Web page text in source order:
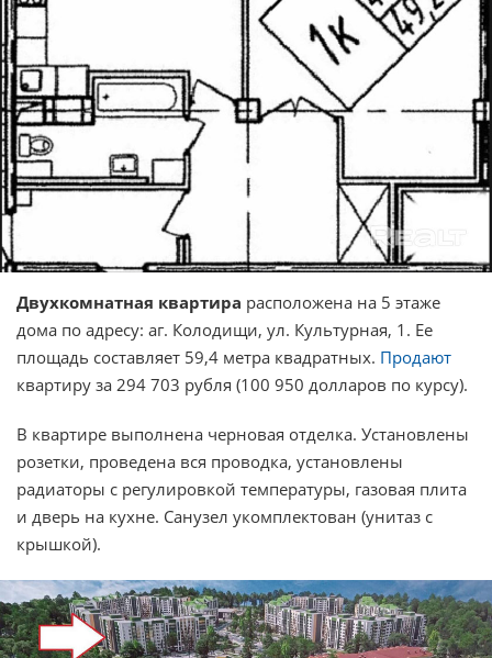
Двухкомнатная квартира расположена на 5 этаже
дома по адресу: аг. Колодищи, ул. Культурная, 1. Ее
площадь составляет 59,4 метра квадратных. Продают
квартиру за 294 703 рубля (100 950 долларов по курсу).
В квартире выполнена черновая отделка. Установлены
розетки, проведена вся проводка, установлены
радиаторы с регулировкой температуры, газовая плита
и дверь на кухне. Санузел укомплектован (унитаз с
крышкой).